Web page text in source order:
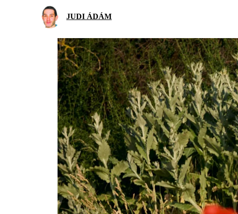
JUDI ÁDÁM